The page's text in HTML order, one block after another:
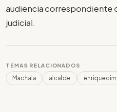
audiencia correspondiente
judicial.
TEMAS RELACIONADOS
Machala alcalde